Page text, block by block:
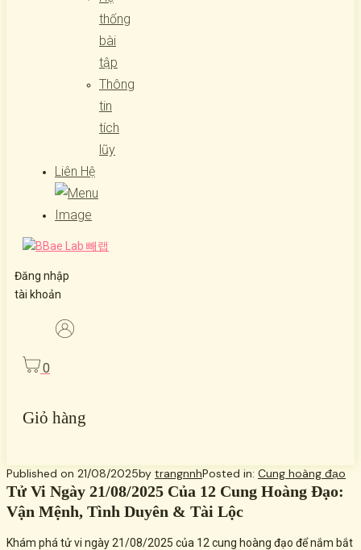
thống
bài
tập
Thông
tin
tích
lũy
Liên Hệ
Đăng nhập
tài khoản
0
Giỏ hàng
Published on 21/08/2025by trangnnhPosted in: Cung hoàng đạo
Tử Vi Ngày 21/08/2025 Của 12 Cung Hoàng Đạo:
Vận Mệnh, Tình Duyên & Tài Lộc
Khám phá tử vi ngày 21/08/2025 của 12 cung hoàng đạo để nắm bắt